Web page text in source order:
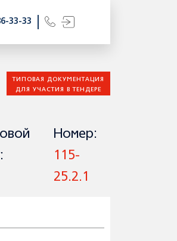
33-33
ТИПОВАЯ ДОКУМЕНТАЦИЯ
ДЛЯ УЧАСТИЯ В ТЕНДЕРЕ
Номер:
115-
25.2.1